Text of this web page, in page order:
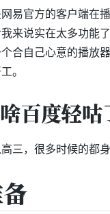
易官方的客户端在
来说实在太多功能
合自己心意的播放
。
百度轻咕
三，很多时候的都